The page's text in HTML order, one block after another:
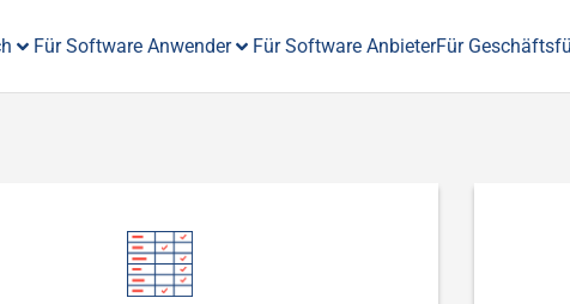
Für Software Anwender Für Software AnbieterFür